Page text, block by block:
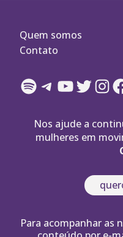
Quem somos
Contato
Spotify
Telegram
YouTube
Nos ajude a
mulheres em
Para acompanhar as